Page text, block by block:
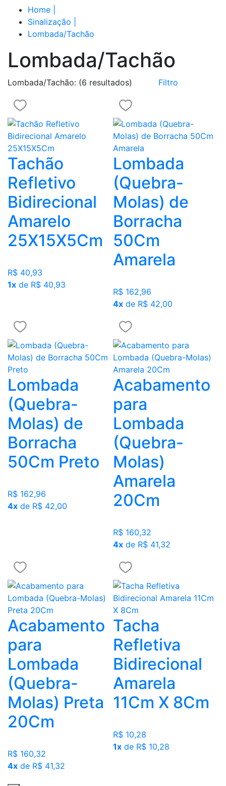
Home
Sinalização
Lombada/Tachão
Lombada/Tachão
Lombada/Tachão: (6 resultados) Filtro
Tachão
Refletivo
Bidirecional
Amarelo
25X15X5Cm
R$ 40,93
1x de R$ 40,93
Lombada
(Quebra-
Molas) de
Borracha
50Cm
Amarela
R$ 162,96
4x de R$ 42,00
Lombada
(Quebra-
Molas) de
Borracha
50Cm Preto
R$ 162,96
4x de R$ 42,00
Acabamento
para
Lombada
(Quebra-
Molas)
Amarela
20Cm
R$ 160,32
4x de R$ 41,32
Acabamento
para
Lombada
(Quebra-
Molas) Preta
20Cm
R$ 160,32
4x de R$ 41,32
Tacha
Refletiva
Bidirecional
Amarela
11Cm X 8Cm
R$ 10,28
1x de R$ 10,28